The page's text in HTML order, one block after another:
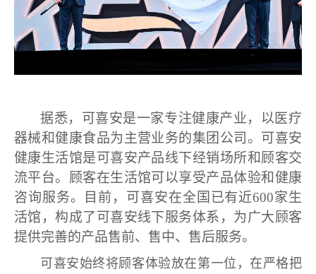
据悉，可喜安是一家专注健康产业，以医疗
器械和健康食品为主营业务的集团公司。可喜安
健康生活馆是可喜安产品线下经销场所和顾客交
流平台。顾客在生活馆可以享受产品体验和健康
咨询服务。目前，可喜安在全国已有近600家生
活馆，构成了可喜安线下服务体系，为广大顾客
提供完善的产品售前、售中、售后服务。
可喜安始终将顾客体验放在第一位，在严格把